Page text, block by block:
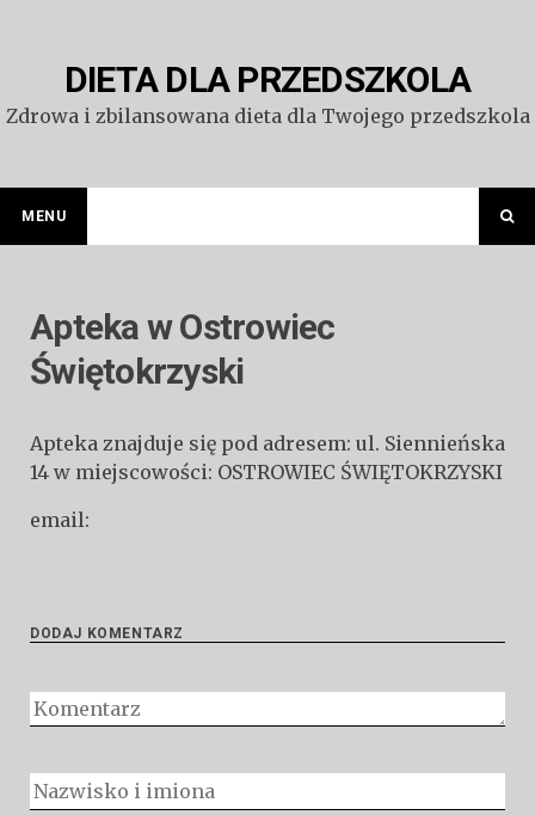
DIETA DLA PRZEDSZKOLA
Zdrowa i zbilansowana dieta dla Twojego przedszkola
MENU
Apteka w Ostrowiec
Świętokrzyski
Apteka znajduje się pod adresem: ul. Siennieńska
14 w miejscowości: OSTROWIEC ŚWIĘTOKRZYSKI
email:
DODAJ KOMENTARZ